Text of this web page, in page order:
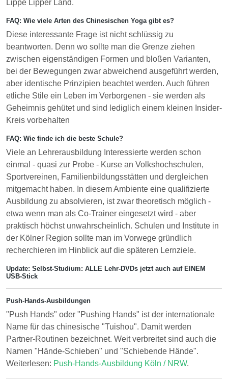
Lippe Lipper Land.
FAQ: Wie viele Arten des Chinesischen Yoga gibt es?
Diese interessante Frage ist nicht schlüssig zu
beantworten. Denn wo sollte man die Grenze ziehen
zwischen eigenständigen Formen und bloßen Varianten,
bei der Bewegungen zwar abweichend ausgeführt werden,
aber identische Prinzipien beachtet werden. Auch führen
etliche Stile ein Leben im Verborgenen - sie werden als
Geheimnis gehütet und sind lediglich einem kleinen Insider-
Kreis vorbehalten
FAQ: Wie finde ich die beste Schule?
Viele an Lehrerausbildung Interessierte werden schon
einmal - quasi zur Probe - Kurse an Volkshochschulen,
Sportvereinen, Familienbildungsstätten und dergleichen
mitgemacht haben. In diesem Ambiente eine qualifizierte
Ausbildung zu absolvieren, ist zwar theoretisch möglich -
etwa wenn man als Co-Trainer eingesetzt wird - aber
praktisch höchst unwahrscheinlich. Schulen und Institute in
der Kölner Region sollte man im Vorwege gründlich
recherchieren im Hinblick auf die späteren Lernziele.
Update: Selbst-Studium: ALLE Lehr-DVDs jetzt auch auf EINEM
USB-Stick
Push-Hands-Ausbildungen
"Push Hands" oder "Pushing Hands" ist der internationale
Name für das chinesische "Tuishou". Damit werden
Partner-Routinen bezeichnet. Weit verbreitet sind auch die
Namen "Hände-Schieben" und "Schiebende Hände".
Weiterlesen: Push-Hands-Ausbildung Köln / NRW.